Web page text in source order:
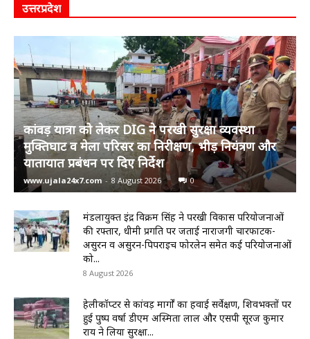
उत्तरप्रदेश
कांवड़ यात्रा को लेकर DIG ने परखी सुरक्षा व्यवस्था
मुक्तिघाट व मेला परिसर का निरीक्षण, भीड़ नियंत्रण और
यातायात प्रबंधन पर दिए निर्देश
www.ujala24x7.com - 8 August 2026 0
मंडलायुक्त इंद्र विक्रम सिंह ने परखी विकास परियोजनाओं
की रफ्तार, धीमी प्रगति पर जताई नाराजगी चारफाटक-
असुरन व असुरन-पिपराइच फोरलेन समेत कई परियोजनाओं
को...
8 August 2026
हेलीकॉप्टर से कांवड़ मार्गों का हवाई सर्वेक्षण, शिवभक्तों पर
हुई पुष्प वर्षा डीएम अस्मिता लाल और एसपी सूरज कुमार
राय ने लिया सुरक्षा...